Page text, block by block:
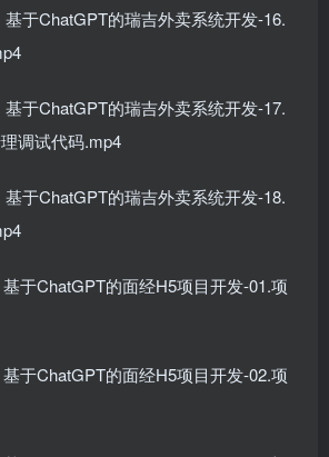
于ChatGPT的瑞吉外卖系统开发-16.
于ChatGPT的瑞吉外卖系统开发-17.
调试代码.mp4
于ChatGPT的瑞吉外卖系统开发-18.
于ChatGPT的面经H5项目开发-01.项
于ChatGPT的面经H5项目开发-02.项